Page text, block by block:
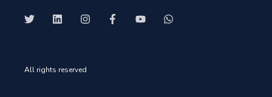
All rights reserved